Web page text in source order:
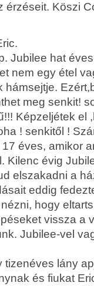
Köszi
Jubilee hat
nem egy étel
meg senkit!
Képzeljétek el
! senkitől !
éves, amikor
Kilenc évig
elszakadni a
eddig
hogy
vissza a
Jubilee-vel
tizenéves lány
és fiukat